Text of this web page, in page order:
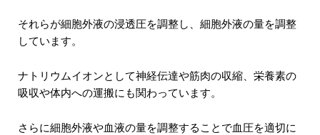
それらが細胞外液の浸透圧を調整し、細胞外液の量を調整
しています。
ナトリウムイオンとして神経伝達や筋肉の収縮、栄養素の
吸収や体内への運搬にも関わっています。
さらに細胞外液や血液の量を調整することで血圧を適切に